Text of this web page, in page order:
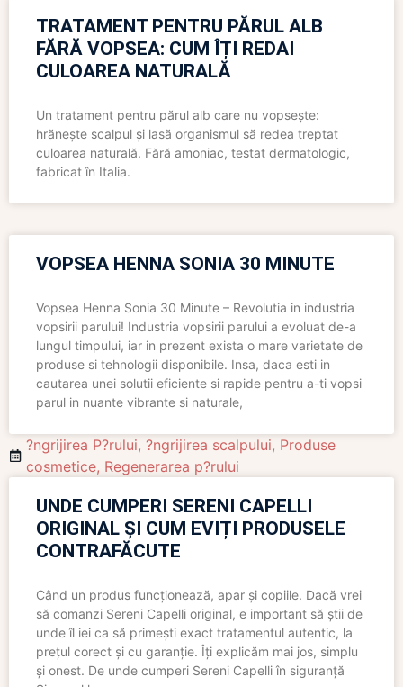
TRATAMENT PENTRU PĂRUL ALB
FĂRĂ VOPSEA: CUM ÎȚI REDAI
CULOAREA NATURALĂ
Un tratament pentru părul alb care nu vopsește:
hrănește scalpul și lasă organismul să redea treptat
culoarea naturală. Fără amoniac, testat dermatologic,
fabricat în Italia.
VOPSEA HENNA SONIA 30 MINUTE
Vopsea Henna Sonia 30 Minute – Revolutia in industria
vopsirii parului! Industria vopsirii parului a evoluat de-a
lungul timpului, iar in prezent exista o mare varietate de
produse si tehnologii disponibile. Insa, daca esti in
cautarea unei solutii eficiente si rapide pentru a-ti vopsi
parul in nuante vibrante si naturale,
?ngrijirea P?rului, ?ngrijirea scalpului, Produse
cosmetice, Regenerarea p?rului
UNDE CUMPERI SERENI CAPELLI
ORIGINAL ȘI CUM EVIȚI PRODUSELE
CONTRAFĂCUTE
Când un produs funcționează, apar și copiile. Dacă vrei
să comanzi Sereni Capelli original, e important să știi de
unde îl iei ca să primești exact tratamentul autentic, la
prețul corect și cu garanție. Îți explicăm mai jos, simplu
și onest. De unde cumperi Sereni Capelli în siguranță